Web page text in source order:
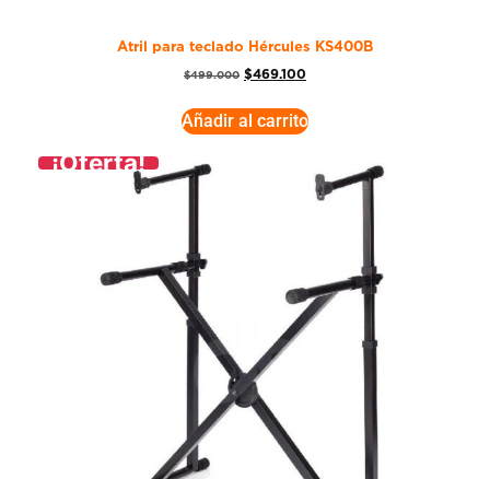
Atril para teclado Hércules KS400B
$499.000 $469.100
Añadir al carrito
¡Oferta!